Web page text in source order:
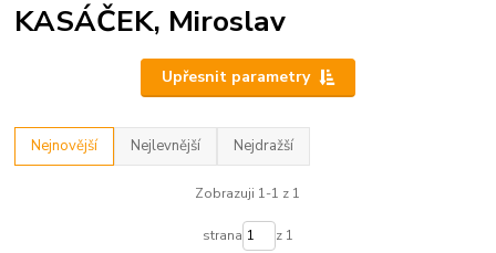
KASÁČEK, Miroslav
Upřesnit parametry
Nejnovější Nejlevnější Nejdražší
Zobrazuji 1-1 z 1
strana z 1